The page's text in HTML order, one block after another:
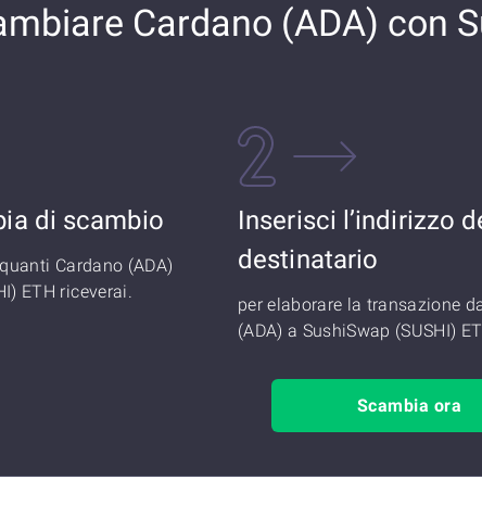
Cardano (ADA) con
di scambio
Cardano (ADA)
ETH riceverai.
Inserisci l’indirizzo
destinatario
per elaborare la transazione
(ADA) a SushiSwap (SUSHI)
Scambia ora